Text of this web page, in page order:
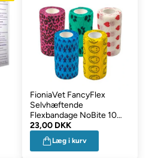
FioniaVet FancyFlex
Selvhæftende
Flexbandage NoBite 10
cm 1 stk
23,00 DKK
Læg i kurv